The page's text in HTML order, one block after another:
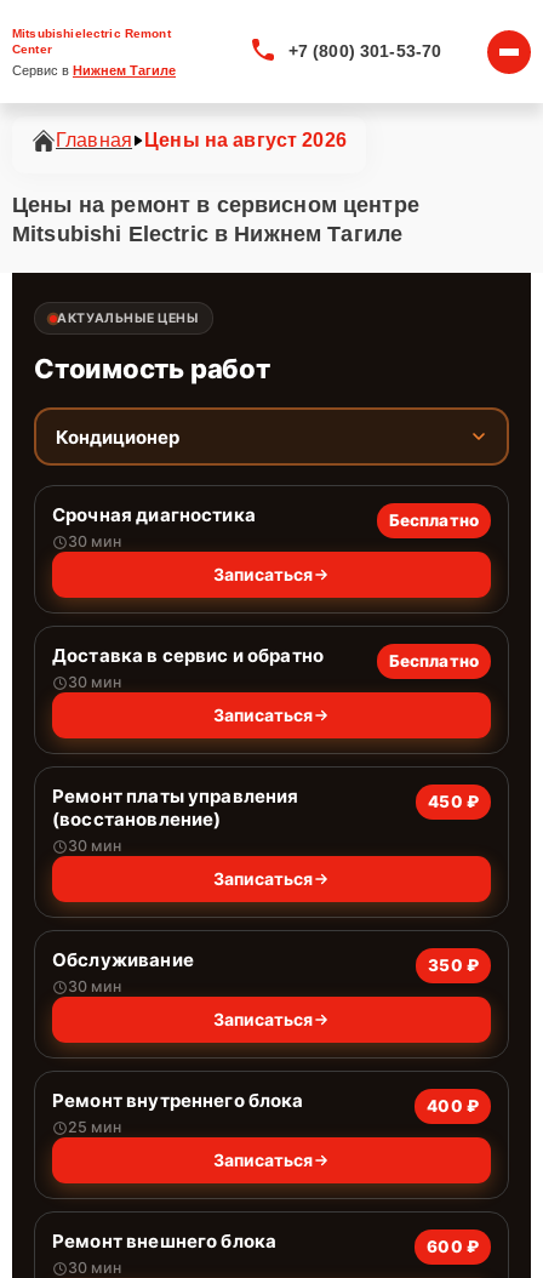
Mitsubishielectric Remont
Center
Сервис в Нижнем Тагиле
+7 (800) 301-53-70
Главная Цены на август 2026
Цены на ремонт в сервисном центре
Mitsubishi Electric в Нижнем Тагиле
АКТУАЛЬНЫЕ ЦЕНЫ
Стоимость работ
Кондиционер
Срочная диагностика
30 мин
Бесплатно
Записаться
Доставка в сервис и обратно
30 мин
Бесплатно
Записаться
Ремонт платы управления
(восстановление)
30 мин
450 ₽
Записаться
Обслуживание
30 мин
350 ₽
Записаться
Ремонт внутреннего блока
25 мин
400 ₽
Записаться
Ремонт внешнего блока
30 мин
600 ₽